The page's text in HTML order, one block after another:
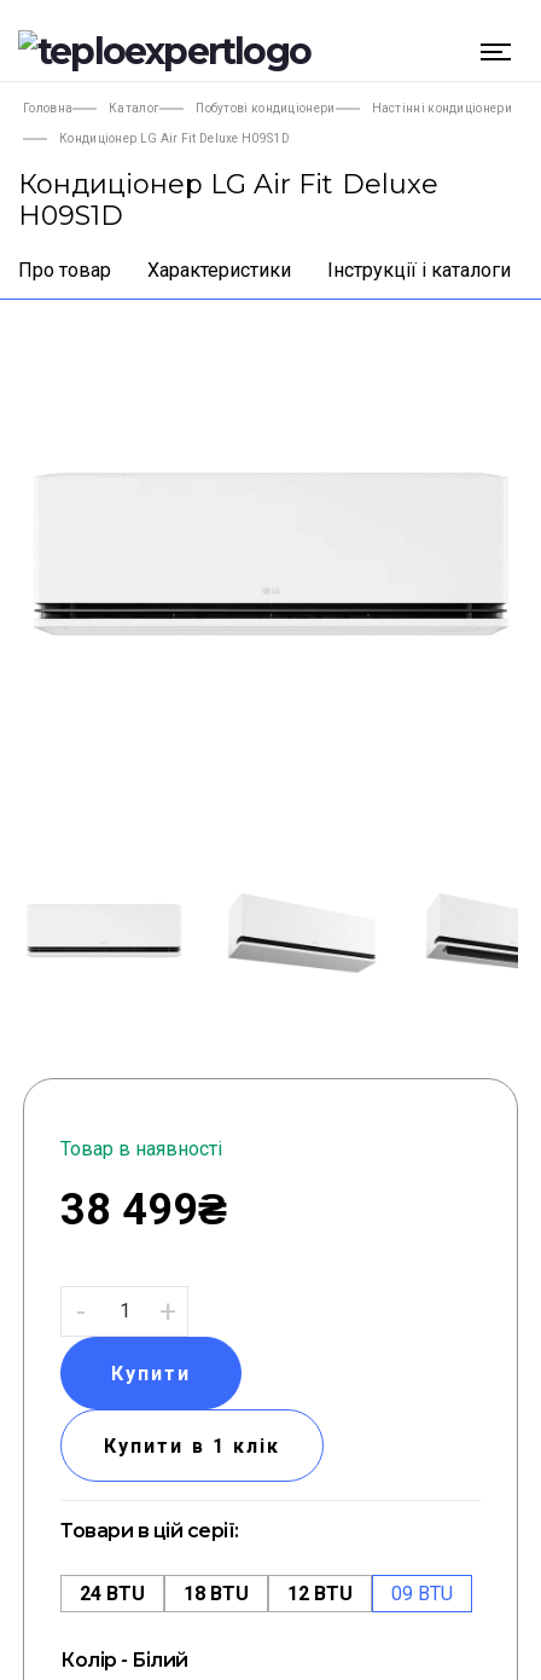
Головна Каталог Побутові кондиціонери Настінні кондиціонери
Кондиціонер LG Air Fit Deluxe H09S1D
Кондиціонер LG Air Fit Deluxe
H09S1D
Про товар Характеристики Інструкції і каталоги
Товар в наявності
38 499₴
- +
Купити
Купити в 1 клік
Товари в цій серії:
24 BTU 18 BTU 12 BTU 09 BTU
Колір - Білий